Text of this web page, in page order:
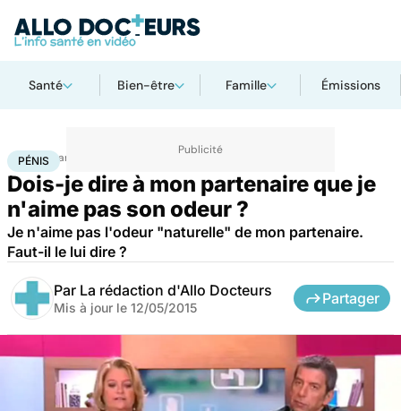
Santé Bien-être Famille Émissions
Accueil Santé
PÉNIS
Dois-je dire à mon partenaire que je
n'aime pas son odeur ?
Je n'aime pas l'odeur "naturelle" de mon partenaire.
Faut-il le lui dire ?
Par La rédaction d'Allo Docteurs
Mis à jour le 12/05/2015
Partager